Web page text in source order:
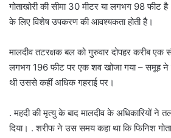
गोताखोरी की सीमा 30 मीटर या लगभग 98 फीट
के लिए विशेष उपकरण की आवश्यकता होती है।
मालदीव तटरक्षक बल को गुरुवार दोपहर करीब
लगभग 196 फीट पर एक शव खोजा गया – समूह ने
थी उससे कहीं अधिक गहराई पर।
. महदी की मृत्यु के बाद मालदीव के अधिकारियों ने
दिया। . शरीफ ने उस समय कहा था कि फिनिश